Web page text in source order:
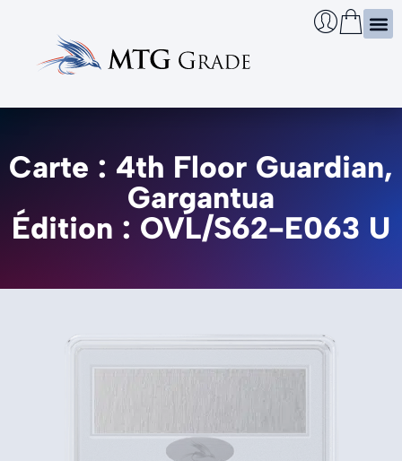
Carte : 4th Floor Guardian,
Gargantua
Édition : OVL/S62-E063 U